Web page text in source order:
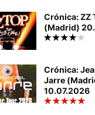
Crónica: ZZ
(Madrid)
Crónica:
Jarre
10.07.2026